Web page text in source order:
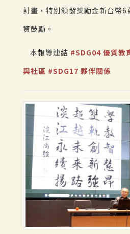
計畫，特別頒發獎勵金新台幣6
資鼓勵。
本報導連結 #SDG04 優質教
與社區 #SDG17 夥伴關係